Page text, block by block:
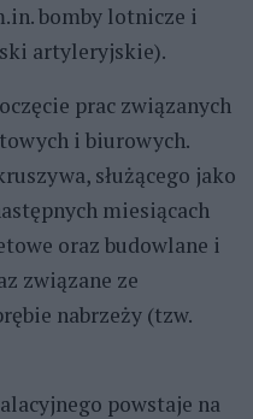
bomby lotnicze i
artyleryjskie).
prac związanych
i biurowych.
służącego jako
miesiącach
oraz budowlane i
związane ze
nabrzeży (tzw.
powstaje na